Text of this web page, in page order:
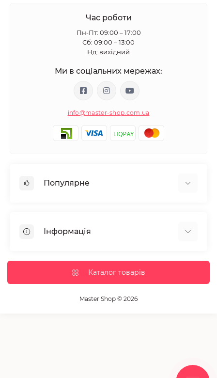
Час роботи
Пн-Пт: 09:00 – 17:00
Сб: 09:00 – 13:00
Нд: вихідний
Ми в соціальних мережах:
info@master-shop.com.ua
Популярне
Парафінотерапія
Вії та брови
Дезінфекція та стерилізація
Пензлики і набори для макіяжу
Інформація
Доставка та оплата
Корисні статті
Каталог товарів
Master Shop © 2026